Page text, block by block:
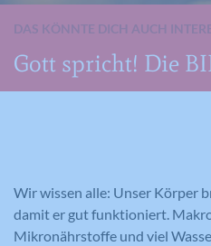
DAS KÖNNTE DICH AUCH
Gott spricht! Die
Wir wissen alle: Unser Körper
damit er gut funktioniert.
Mikronährstoffe und viel